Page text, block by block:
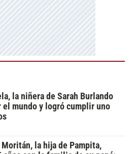
la niñera de Sarah Burlando
el mundo y logró cumplir uno
la hija de Pampita,